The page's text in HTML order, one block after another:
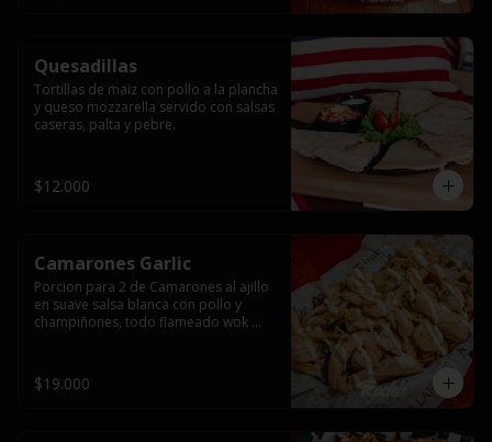
Quesadillas
Tortillas de maiz con pollo a la plancha
y queso mozzarella servido con salsas
caseras, palta y pebre.
$12.000
Camarones Garlic
Porcion para 2 de Camarones al ajillo
en suave salsa blanca con pollo y
champiñones, todo flameado wok
$19.000